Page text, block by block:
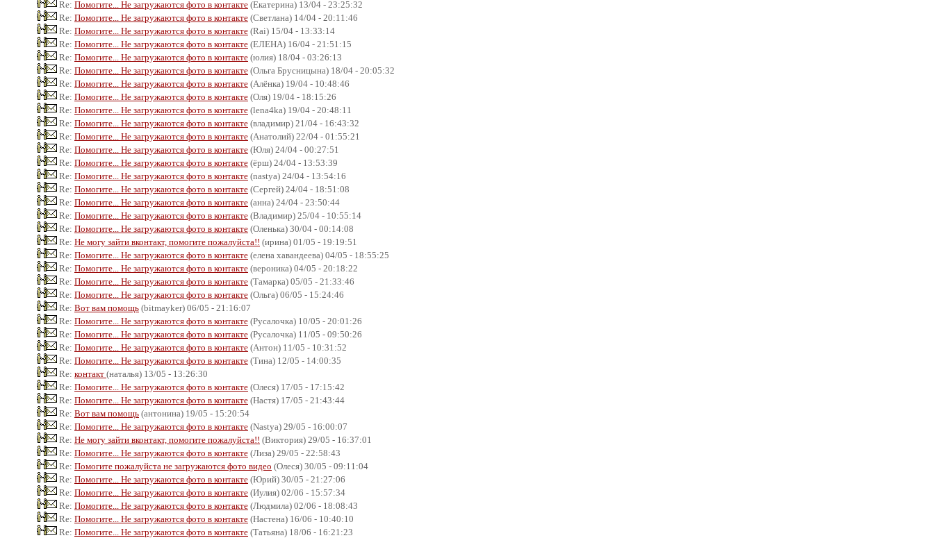
Re: Помогите... Не загружаются фото в контакте (Екатерина) 13/04 - 23:25:32
Re: Помогите... Не загружаются фото в контакте (Светлана) 14/04 - 20:11:46
Re: Помогите... Не загружаются фото в контакте (Rai) 15/04 - 13:33:14
Re: Помогите... Не загружаются фото в контакте (ЕЛЕНА) 16/04 - 21:51:15
Re: Помогите... Не загружаются фото в контакте (юлия) 18/04 - 03:26:13
Re: Помогите... Не загружаются фото в контакте (Ольга Брусницына) 18/04 - 20:05:32
Re: Помогите... Не загружаются фото в контакте (Алёнка) 19/04 - 10:48:46
Re: Помогите... Не загружаются фото в контакте (Оля) 19/04 - 18:15:26
Re: Помогите... Не загружаются фото в контакте (lena4ka) 19/04 - 20:48:11
Re: Помогите... Не загружаются фото в контакте (владимир) 21/04 - 16:43:32
Re: Помогите... Не загружаются фото в контакте (Анатолий) 22/04 - 01:55:21
Re: Помогите... Не загружаются фото в контакте (Юля) 24/04 - 00:27:51
Re: Помогите... Не загружаются фото в контакте (ёрш) 24/04 - 13:53:39
Re: Помогите... Не загружаются фото в контакте (nastya) 24/04 - 13:54:16
Re: Помогите... Не загружаются фото в контакте (Сергей) 24/04 - 18:51:08
Re: Помогите... Не загружаются фото в контакте (анна) 24/04 - 23:50:44
Re: Помогите... Не загружаются фото в контакте (Владимир) 25/04 - 10:55:14
Re: Помогите... Не загружаются фото в контакте (Оленька) 30/04 - 00:14:08
Re: Не могу зайти вконтакт, помогите пожалуйста!! (ирина) 01/05 - 19:19:51
Re: Помогите... Не загружаются фото в контакте (елена хавандеева) 04/05 - 18:55:25
Re: Помогите... Не загружаются фото в контакте (вероника) 04/05 - 20:18:22
Re: Помогите... Не загружаются фото в контакте (Тамарка) 05/05 - 21:33:46
Re: Помогите... Не загружаются фото в контакте (Ольга) 06/05 - 15:24:46
Re: Вот вам помощь (bitmayker) 06/05 - 21:16:07
Re: Помогите... Не загружаются фото в контакте (Русалочка) 10/05 - 20:01:26
Re: Помогите... Не загружаются фото в контакте (Русалочка) 11/05 - 09:50:26
Re: Помогите... Не загружаются фото в контакте (Антон) 11/05 - 10:31:52
Re: Помогите... Не загружаются фото в контакте (Тина) 12/05 - 14:00:35
Re: контакт (наталья) 13/05 - 13:26:30
Re: Помогите... Не загружаются фото в контакте (Олеся) 17/05 - 17:15:42
Re: Помогите... Не загружаются фото в контакте (Настя) 17/05 - 21:43:44
Re: Вот вам помощь (антонина) 19/05 - 15:20:54
Re: Помогите... Не загружаются фото в контакте (Nastya) 29/05 - 16:00:07
Re: Не могу зайти вконтакт, помогите пожалуйста!! (Виктория) 29/05 - 16:37:01
Re: Помогите... Не загружаются фото в контакте (Лиза) 29/05 - 22:58:43
Re: Помогите пожалуйста не загружаются фото видео (Олеся) 30/05 - 09:11:04
Re: Помогите... Не загружаются фото в контакте (Юрий) 30/05 - 21:27:06
Re: Помогите... Не загружаются фото в контакте (Иулия) 02/06 - 15:57:34
Re: Помогите... Не загружаются фото в контакте (Людмила) 02/06 - 18:08:43
Re: Помогите... Не загружаются фото в контакте (Настена) 16/06 - 10:40:10
Re: Помогите... Не загружаются фото в контакте (Татьяна) 18/06 - 16:21:23